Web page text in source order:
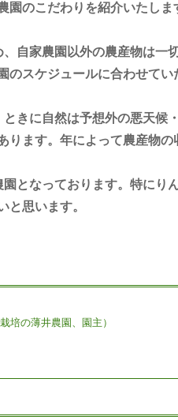
のこだわりを紹介いたしま
自家農園以外の農産物は
スケジュールに合わせてい
きに自然は予想外の悪天候
ます。年によって農産物
となっております。特にり
と思います。
培の薄井農園、園主）